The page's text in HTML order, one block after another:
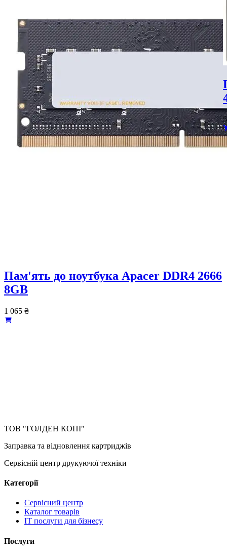
Пам'ять до ноутбука Apacer DDR4 2666
8GB
1 065 ₴
ТОВ "ГОЛДЕН КОПІ"
Заправка та відновлення картриджів
Сервісній центр друкуючої техніки
Категорії
Сервісний центр
Каталог товарів
IT послуги для бізнесу
Послуги